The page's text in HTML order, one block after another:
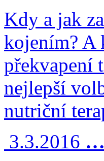
Kdy a jak
kojením? A
překvapení
nejlepší
nutriční
3.3.2016